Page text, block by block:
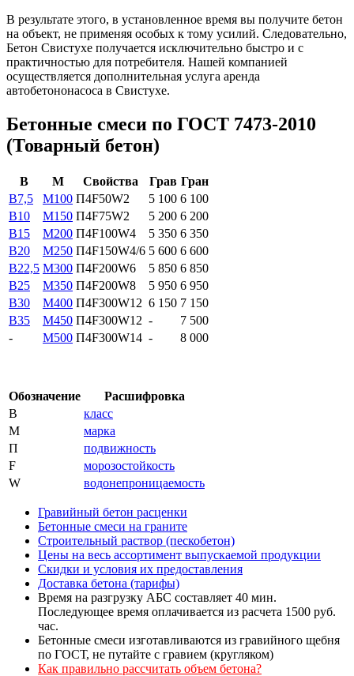
В результате этого, в установленное время вы получите бетон
на объект, не применяя особых к тому усилий. Следовательно,
Бетон Свистухе получается исключительно быстро и с
практичностью для потребителя. Нашей компанией
осуществляется дополнительная услуга аренда
автобетононасоса в Свистухе.
Бетонные смеси по ГОСТ 7473-2010
(Товарный бетон)
В М Свойства Грав Гран
B7,5
М100 П4F50W2 5 100 6 100
B10
М150 П4F75W2 5 200 6 200
B15
М200 П4F100W4 5 350 6 350
B20
М250 П4F150W4/6 5 600 6 600
В22,5 М300 П4F200W6 5 850 6 850
В25
М350 П4F200W8 5 950 6 950
В30
М400 П4F300W12 6 150 7 150
В35
М450 П4F300W12 -
7 500
-
М500 П4F300W14 - 8 000
Обозначение
Расшифровка
В
класс
М
марка
П
подвижность
F
морозостойкость
W
водонепроницаемость
Гравийный бетон расценки
Бетонные смеси на граните
Строительный раствор (пескобетон)
Цены на весь ассортимент выпускаемой продукции
Скидки и условия их предоставления
Доставка бетона (тарифы)
Время на разгрузку АБС составляет 40 мин.
Последующее время оплачивается из расчета 1500 руб.
час.
Бетонные смеси изготавливаются из гравийного щебня
по ГОСТ, не путайте с гравием (кругляком)
Как правильно рассчитать объем бетона?